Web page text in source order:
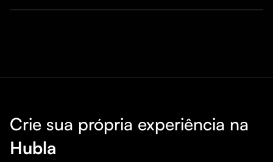
Crie sua própria experiência na
Hubla